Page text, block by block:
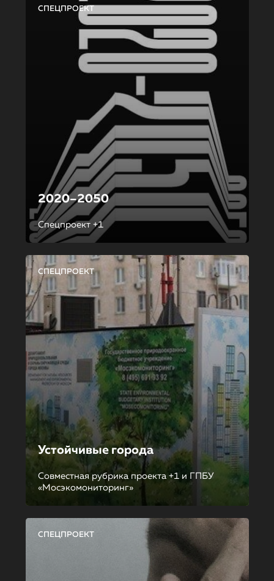
СПЕЦПРОЕКТ
2020–2050
Спецпроект +1
СПЕЦПРОЕКТ
Устойчивые города
Совместная рубрика проекта +1 и ГПБУ
«Мосэкомониторинг»
СПЕЦПРОЕКТ